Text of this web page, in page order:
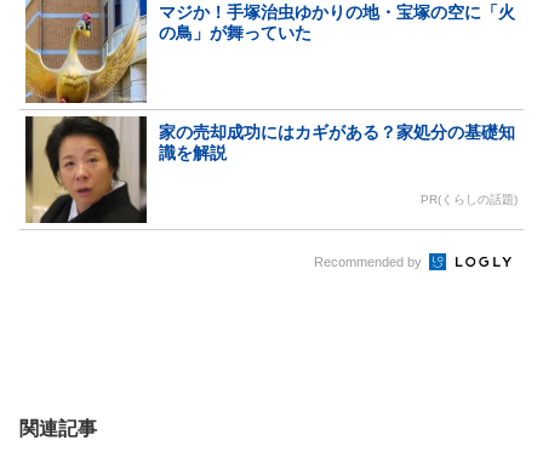
マジか！手塚治虫ゆかりの地・宝塚の空に「火
の鳥」が舞っていた
家の売却成功にはカギがある？家処分の基礎知
識を解説
PR(くらしの話題)
Recommended by
関連記事